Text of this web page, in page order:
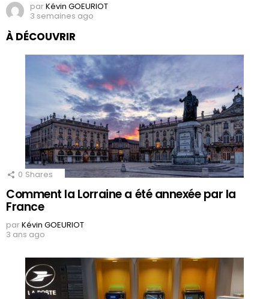
parKévin GOEURIOT
3 semaines ago
À DÉCOUVRIR
0 Shares
Comment la Lorraine a été annexée par la
France
parKévin GOEURIOT
3 ans ago